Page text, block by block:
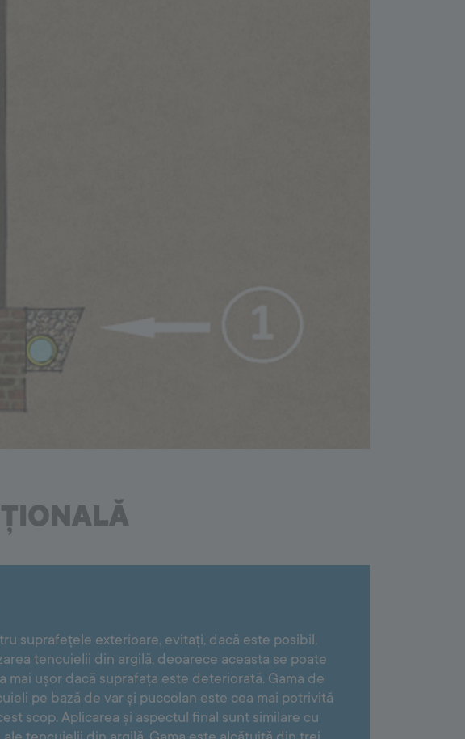
suprafețele exterioare, evitați, dacă este posibil,
tencuielii din argilă, deoarece aceasta se poate
mai ușor dacă suprafața este deteriorată. Gama de
pe bază de var și puccolan este cea mai potrivită
scop. Aplicarea și aspectul final sunt similare cu